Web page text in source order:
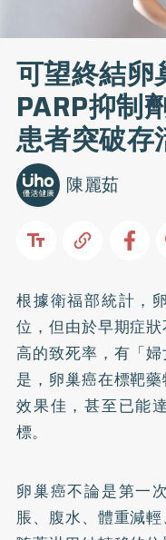
可望終結卵
PARP抑制
患者突破存
陳麗茹
根據衛福部統計，
位，但由於早期症
高的致死率，有「
是，卵巢癌在標靶
效果佳，甚至已能
標。
卵巢癌不論是第一
脹、腹水、體重減